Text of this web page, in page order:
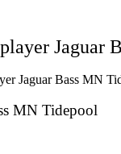
Jaguar
Jaguar Bass MN
MN Tidepool